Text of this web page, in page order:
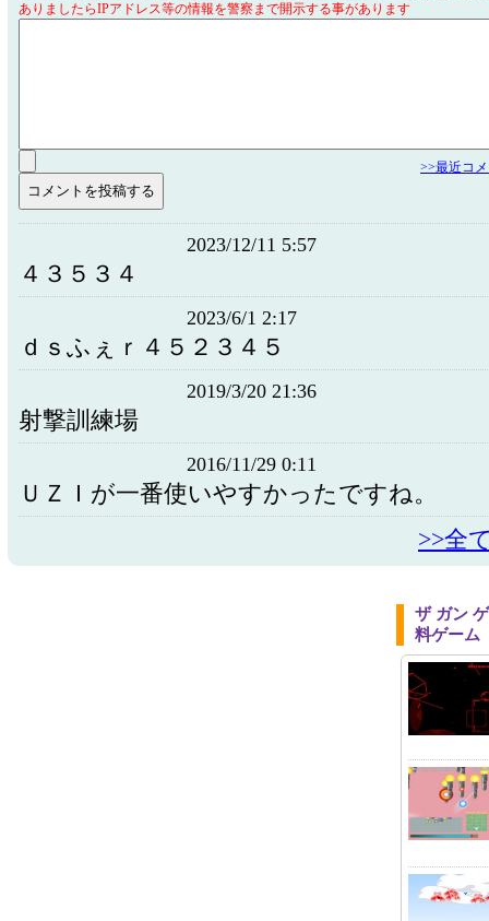
ありましたらIPアドレス等の情報を警察まで開示する事があります
>>最近コ
2023/12/11 5:57
４３５３４
2023/6/1 2:17
ｄｓふぇｒ４５２３４５
2019/3/20 21:36
射撃訓練場
2016/11/29 0:11
ＵＺＩが一番使いやすかったですね。
>>全
ザ ガン
料ゲーム